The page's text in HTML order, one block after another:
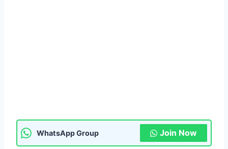
WhatsApp Group Join Now